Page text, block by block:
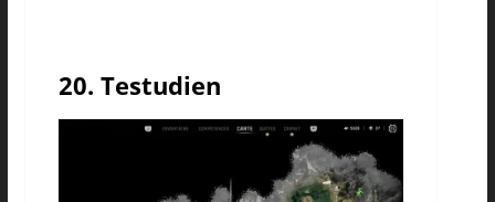
20. Testudien